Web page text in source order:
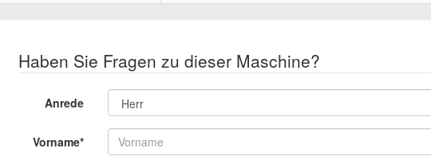
Haben Sie Fragen zu dieser Maschine?
Anrede
Vorname*